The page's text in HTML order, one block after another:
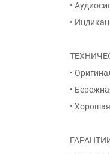
•
•
•
•
•